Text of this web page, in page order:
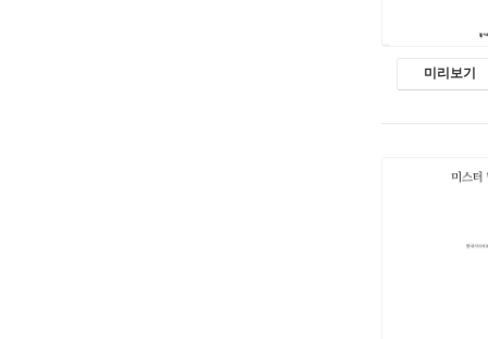
미리보기